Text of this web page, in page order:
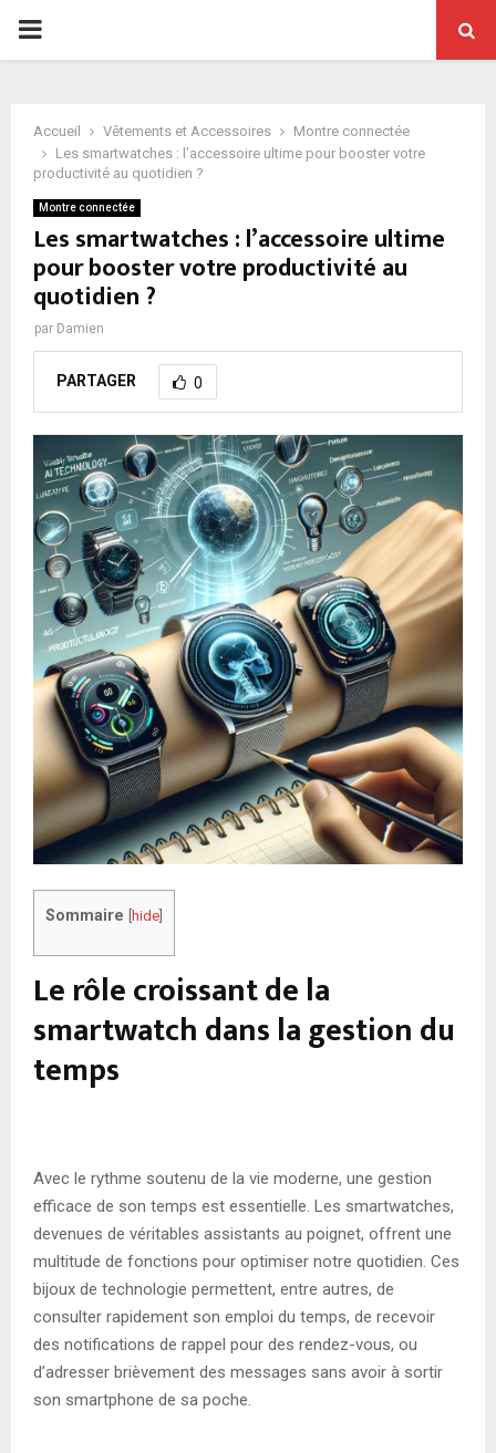
PRIMARY
Accueil Vêtements et Accessoires
Montre connectée
Les smartwatches : l’accessoire ultime pour booster votre
productivité au quotidien ?
Montre connectée
Les smartwatches : l’accessoire ultime
pour booster votre productivité au
quotidien ?
par Damien
PARTAGER 0
Sommaire [hide]
Le rôle croissant de la
smartwatch dans la gestion du
temps
Avec le rythme soutenu de la vie moderne, une gestion
efficace de son temps est essentielle. Les smartwatches,
devenues de véritables assistants au poignet, offrent une
multitude de fonctions pour optimiser notre quotidien. Ces
bijoux de technologie permettent, entre autres, de
consulter rapidement son emploi du temps, de recevoir
des notifications de rappel pour des rendez-vous, ou
d’adresser brièvement des messages sans avoir à sortir
son smartphone de sa poche.